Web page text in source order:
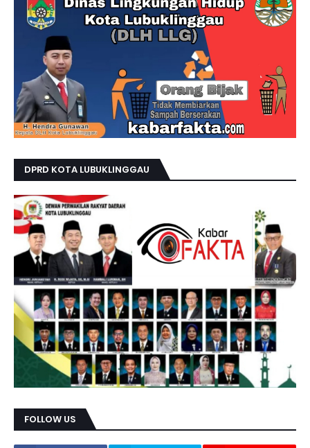
DPRD KOTA LUBUKLINGGAU
FOLLOW US